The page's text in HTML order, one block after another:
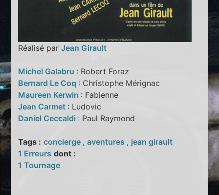
Réalisé parJean Girault
Michel Galabru : Robert Foraz
Bernard Le Coq : Christophe Mérignac
Maureen Kerwin : Fabienne
Jean Carmet : Ludovic
Daniel Ceccaldi : Paul Raymond
Tags : concierge ,aventures , jean girault
1 Erreurs dont :
1 Tournage